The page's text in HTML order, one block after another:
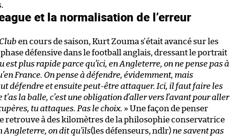
et la normalisation de l’erreur
en cours de saison, Kurt Zouma s’était avancé sur les
défensive dans le football anglais, dressant le portrait
est plus rapide parce qu’ici, en Angleterre, on ne pense pas à
France. On pense à défendre, évidemment, mais
défendre et ensuite peut-être attaquer. Ici, il faut faire les
la balle, c’est une obligation d’aller vers l’avant pour aller
tu attaques. Pas le choix. » Une façon de penser
retrouve à des kilomètres de la philosophie conservatrice
Angleterre, on dit qu’ils(les défenseurs, ndlr) ne savent pas